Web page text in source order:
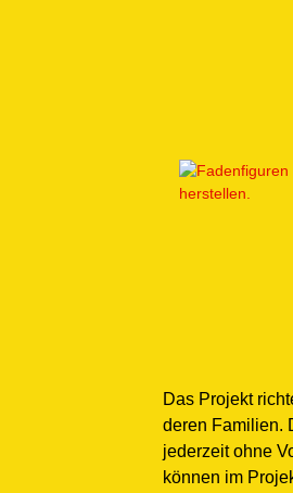
Das Projekt
deren Familien.
jederzeit ohne
können im